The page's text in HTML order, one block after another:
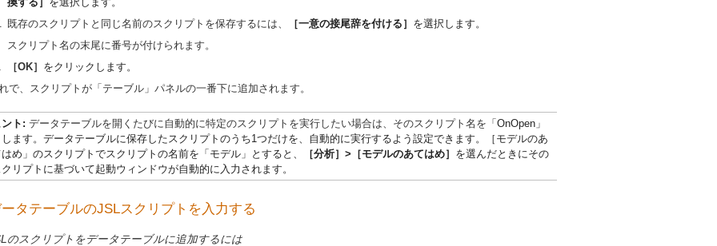
既存のスクリプトと同じ名前のスクリプトを保存するには、 ［一意の接尾辞を付ける］ を選択します。
スクリプト名の末尾に番号が付けられます。
［OK］ をクリックします。
で、スクリプトが「テーブル」パネルの一番下に追加されます。
ント: データテーブルを開くたびに自動的に特定のスクリプトを実行したい場合は、そのスクリプト名を 「OnOpen」
します。データテーブルに保存したスクリプトのうち1つだけを、自動的に実行するよう設定できます。［モデルのあ
め」のスクリプトでスクリプトの名前を 「モデル」 とすると、 ［分析］>［モデルのあてはめ］ を選んだときにその
クリプトに基づいて起動ウィンドウが自動的に入力されます。
タテーブルのJSLスクリプトを入力する
のスクリプトをデータテーブルに追加するには